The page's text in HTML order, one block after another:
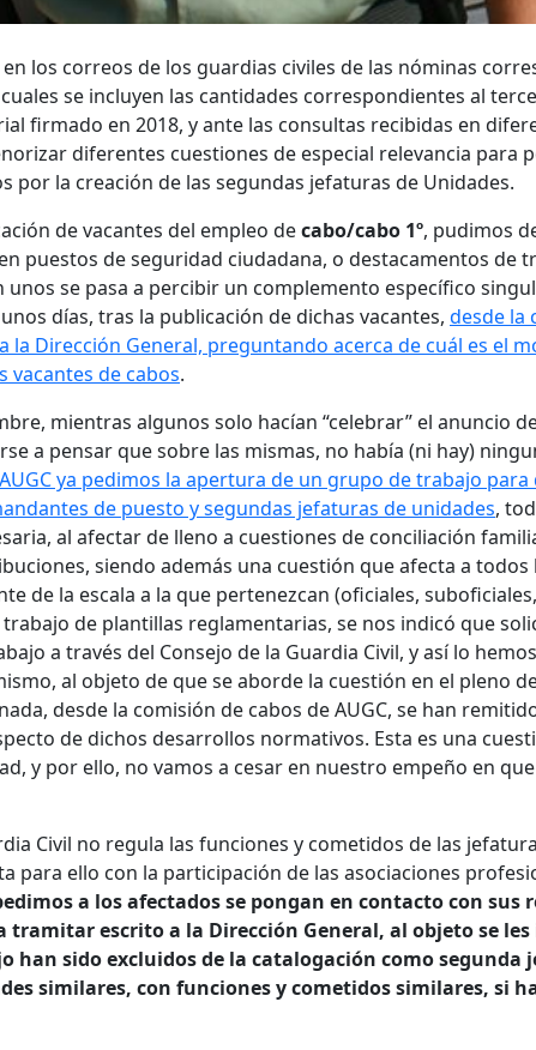
los correos de los guardias civiles de las nóminas
se incluyen las cantidades correspondientes al
firmado en 2018, y ante las consultas recibidas en
diferentes cuestiones de especial relevancia para
por la creación de las segundas jefaturas de Unidades.
de vacantes del empleo decabo/cabo 1º, pudimos
puestos de seguridad ciudadana, o destacamentos de
unos se pasa a percibir un complemento específico
días, tras la publicación de dichas vacantes, desde la
la Dirección General, preguntando acerca de cuál es el
vacantes de cabos.
mientras algunos solo hacían “celebrar” el anuncio
a pensar que sobre las mismas, no había (ni hay)
ya pedimos la apertura de un grupo de trabajo
de puesto y segundas jefaturas de unidades,
al afectar de lleno a cuestiones de conciliación
siendo además una cuestión que afecta a todos
de la escala a la que pertenezcan (oficiales,
de plantillas reglamentarias, se nos indicó que
a través del Consejo de la Guardia Civil, y así lo
al objeto de que se aborde la cuestión en el pleno
desde la comisión de cabos de AUGC, se han
de dichos desarrollos normativos. Esta es una
y por ello, no vamos a cesar en nuestro empeño en
Civil no regula las funciones y cometidos de las
para ello con la participación de las asociaciones
a los afectados se pongan en contacto con sus
tramitar escrito a la Dirección General, al objeto se
han sido excluidos de la catalogación como
similares, con funciones y cometidos similares, si